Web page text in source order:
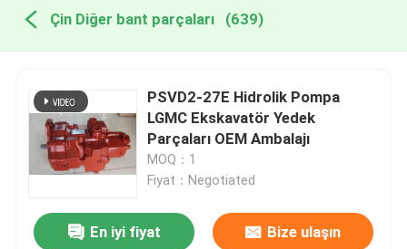
Çin Diğer bant parçaları (639)
PSVD2-27E Hidrolik Pompa
LGMC Ekskavatör Yedek
Parçaları OEM Ambalajı
MOQ：1
Fiyat：Negotiated
En iyi fiyat Bize ulaşın